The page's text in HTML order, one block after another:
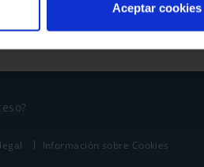
Aceptar cookies
Información sobre Cookies